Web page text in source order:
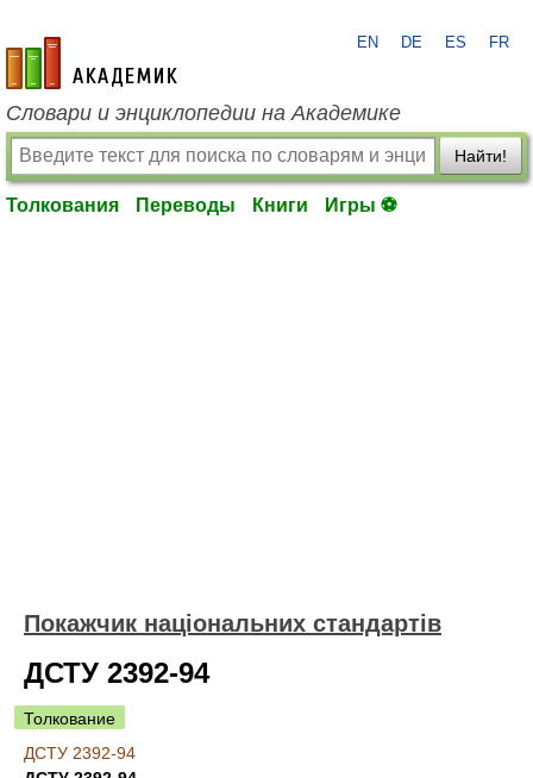
academic.ru
EN DE ES FR
Словари и энциклопедии на Академике
Найти!
Толкования Переводы Книги Игры ⚽
Покажчик національних стандартів
ДСТУ 2392-94
Толкование
ДСТУ 2392-94